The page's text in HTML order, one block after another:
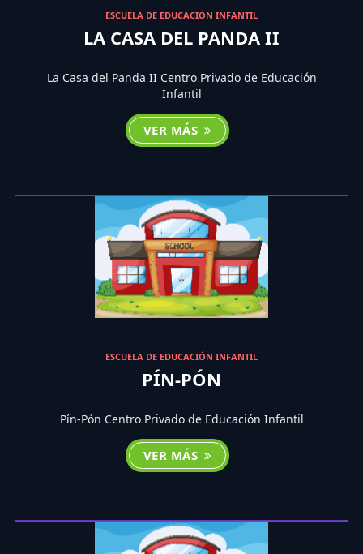
ESCUELA DE EDUCACIÓN INFANTIL
LA CASA DEL PANDA II
La Casa del Panda II Centro Privado de Educación
Infantil
VER MÁS
ESCUELA DE EDUCACIÓN INFANTIL
PÍN-PÓN
Pín-Pón Centro Privado de Educación Infantil
VER MÁS